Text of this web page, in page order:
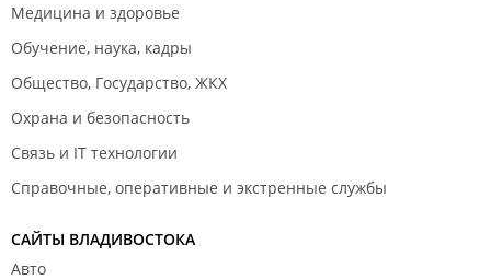
Медицина и здоровье
Обучение, наука, кадры
Общество, Государство, ЖКХ
Охрана и безопасность
Связь и IT технологии
Справочные, оперативные и экстренные службы
САЙТЫ ВЛАДИВОСТОКА
Авто